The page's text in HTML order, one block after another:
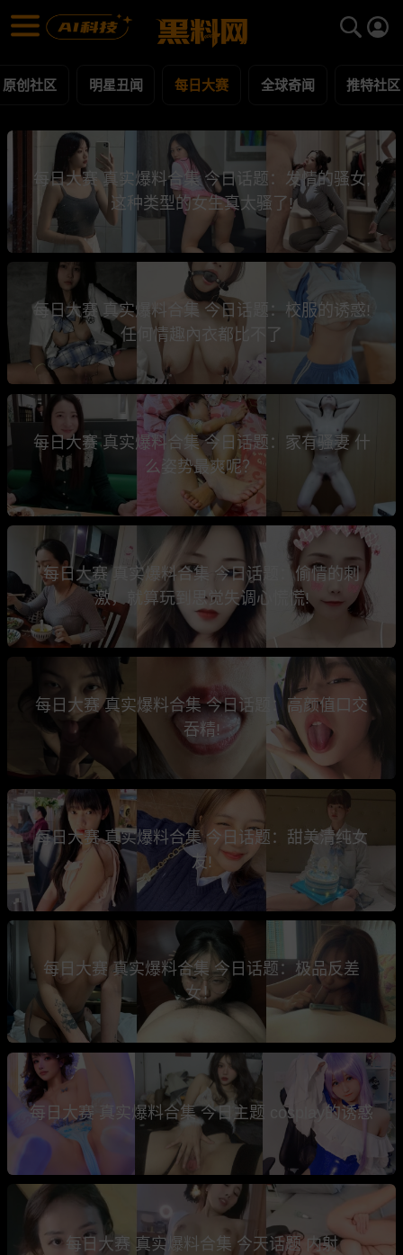
每日大赛 每日更新黑料吃瓜爆料
原创社区 明星丑闻 每日大赛 全球奇闻 推特社区
每日大赛 真实爆料合集 今日话题：发情的骚女,
这种类型的女生真太骚了!
每日大赛 真实爆料合集 今日话题：校服的诱惑!
任何情趣內衣都比不了
每日大赛 真实爆料合集 今日话题：家有骚妻 什
么姿势最爽呢？
每日大赛 真实爆料合集 今日话题：偷情的刺
激，就算玩到思觉失调心慌慌!
每日大赛 真实爆料合集 今日话题：高颜值口交
吞精!
每日大赛 真实爆料合集 今日话题：甜美清纯女
友!
每日大赛 真实爆料合集 今日话题：极品反差
女！
每日大赛 真实爆料合集 今日主题 cosplay的诱惑
每日大赛 真实爆料合集 今天话题 内射